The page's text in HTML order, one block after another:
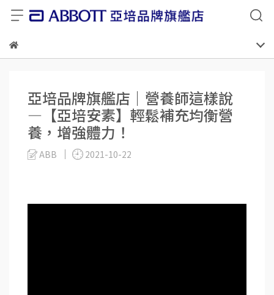
亞培品牌旗艦店｜營養師這樣說
—【亞培安素】輕鬆補充均衡營
養，增強體力！
ABB 2021-10-22